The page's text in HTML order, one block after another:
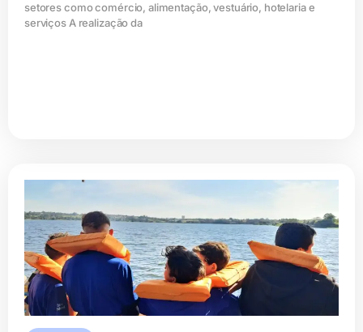
setores como comércio, alimentação, vestuário, hotelaria e
serviços A realização da